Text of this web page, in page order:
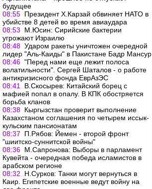
будущее
08:55 Президент Х.Карзай обвиняет НАТО в
убийстве 8 детей во время авиаудара
08:53
М.Юсин: Сирийские бактерии
угрожают Израилю
08:48 Ударом ракеты уничтожен очередной
лидер "Аль-Каиды" в Пакистане Бадр Мансур
08:46 "Перед нами еще лежит полоса
волатильности". Сергей Шаталов - о работе
антикризисного фонда ЕврАзЭС
08:41
В.Скосырев: Китайский борец с
мафией попал в опалу. В КПК обостряется
борьба кланов
08:38 Кыргызстан проверит выполнение
Казахстаном соглашения по четырем иссык-
кульским пансионатам
08:37
П.Рябов: Йемен - второй фронт
"шиитско-суннитской войны"
08:36 М.Сапронова: Выборы в парламент
Кувейта - очередная победа исламистов в
арабском регионе
08:32
Н.Сурков: Танки могут вернуться в
Каир. Египетские военные ведут войну на